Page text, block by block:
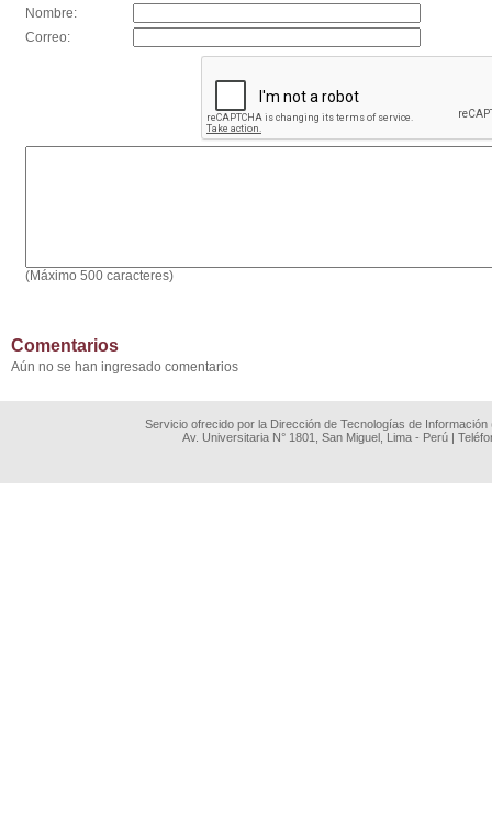
Nombre:
Correo:
(Máximo 500 caracteres)
Comentarios
Aún no se han ingresado comentarios
Servicio ofrecido por la Dirección de Tecnologías de
Av. Universitaria N° 1801, San Miguel, Lima - Perú |